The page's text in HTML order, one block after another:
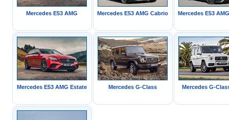
Mercedes E53 AMG Mercedes E53 AMG Cabrio Mercedes E53
Mercedes E53 AMG Estate Mercedes G-Class Mercedes G-